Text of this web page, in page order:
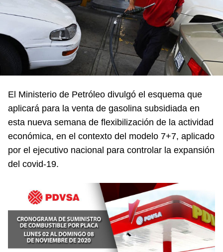
El Ministerio de Petróleo divulgó el esquema que
aplicará para la venta de gasolina subsidiada en
esta nueva semana de flexibilización de la actividad
económica, en el contexto del modelo 7+7, aplicado
por el ejecutivo nacional para controlar la expansión
del covid-19.